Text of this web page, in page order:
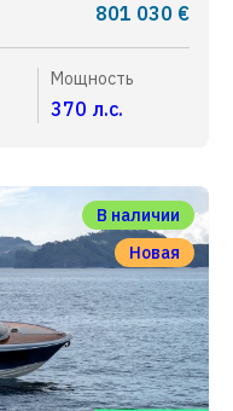
801 030 €
Мощность
370 л.с.
В наличии
Новая